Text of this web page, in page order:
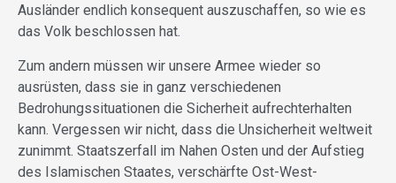
Ausländer endlich konsequent auszuschaffen, so wie es
das Volk beschlossen hat.
Zum andern müssen wir unsere Armee wieder so
ausrüsten, dass sie in ganz verschiedenen
Bedrohungssituationen die Sicherheit aufrechterhalten
kann. Vergessen wir nicht, dass die Unsicherheit weltweit
zunimmt. Staatszerfall im Nahen Osten und der Aufstieg
des Islamischen Staates, verschärfte Ost-West-